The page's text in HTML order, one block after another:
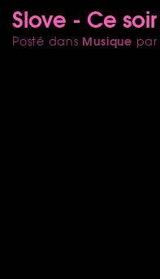
Slove - Ce
Posté dans Musique par